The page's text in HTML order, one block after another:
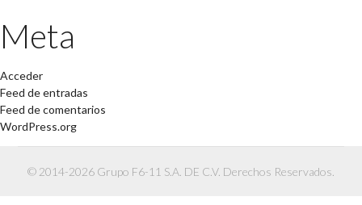
Meta
Acceder
Feed de entradas
Feed de comentarios
WordPress.org
© 2014-2026 Grupo F6-11 S.A. DE C.V. Derechos Reservados.